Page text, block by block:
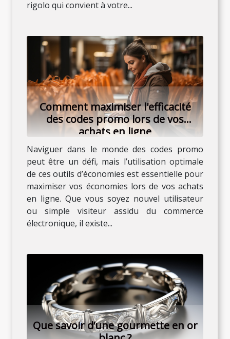
rigolo qui convient à votre...
Comment maximiser l'efficacité
des codes promo lors de vos
achats en ligne
Naviguer dans le monde des codes promo
peut être un défi, mais l’utilisation optimale
de ces outils d’économies est essentielle pour
maximiser vos économies lors de vos achats
en ligne. Que vous soyez nouvel utilisateur
ou simple visiteur assidu du commerce
électronique, il existe...
Que savoir d’une gourmette en or